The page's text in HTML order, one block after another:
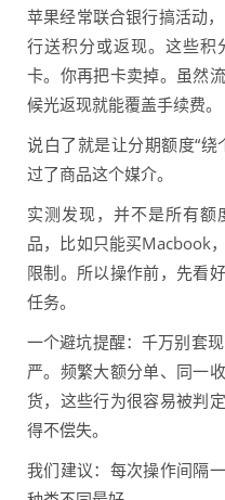
苹果经常联合银行搞活动
行送积分或返现。这些积
卡。你再把卡卖掉。虽然
候光返现就能覆盖手续费。
说白了就是让分期额度“
过了商品这个媒介。
实测发现，并不是所有额
品，比如只能买Macbook
限制。所以操作前，先看
任务。
一个避坑提醒：千万别套
严。频繁大额分单、同一
货，这些行为很容易被判
得不偿失。
我们建议：每次操作间隔